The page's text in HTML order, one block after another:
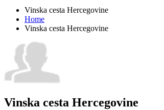
Vinska cesta Hercegovine
Home
Vinska cesta Hercegovine
Vinska cesta Hercegovine